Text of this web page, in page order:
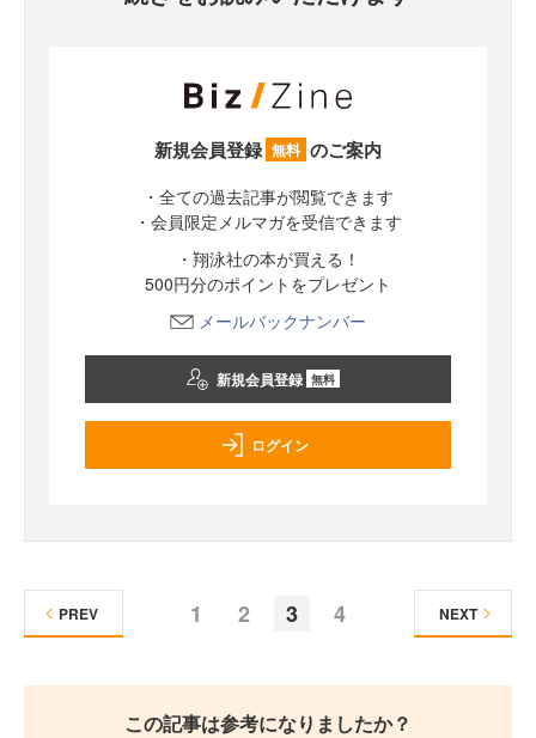
新規会員登録 無料 のご案内
・全ての過去記事が閲覧できます
・会員限定メルマガを受信できます
・翔泳社の本が買える！
500円分のポイントをプレゼント
メールバックナンバー
新規会員登録 無料
ログイン
1 2 3 4
PREV NEXT
この記事は参考になりましたか？